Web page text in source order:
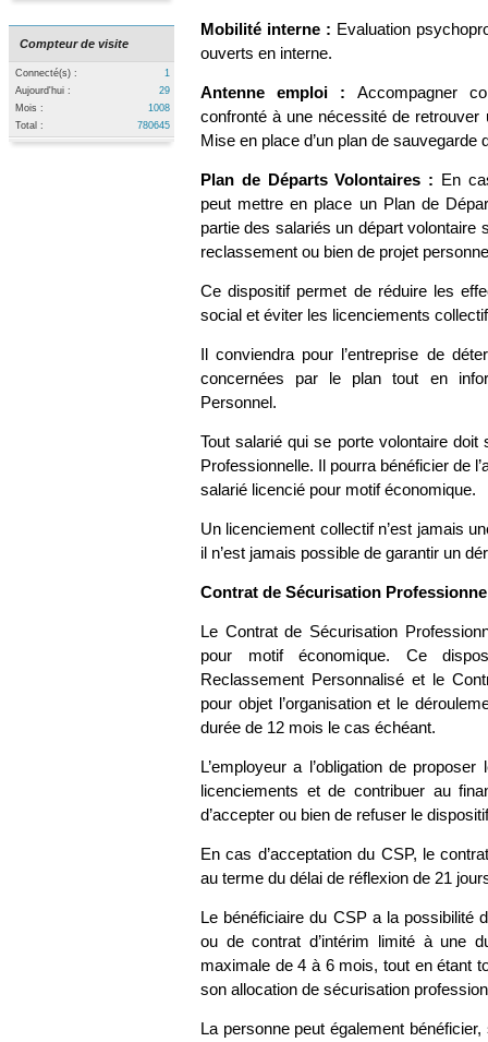
Compteur de visite
Connecté(s) :
1
Aujourd'hui :
29
Mois :
1008
Total :
780645
Mobilité interne : Evaluation
ouverts en interne.
Antenne emploi : Accompagner
confronté à une nécessité de retrouver
Mise en place d’un plan de sauvegarde
Plan de Départs Volontaires : En
peut mettre en place un Plan de
partie des salariés un départ volontaire
reclassement ou bien de projet
Ce dispositif permet de réduire les
social et éviter les licenciements
Il conviendra pour l’entreprise de
concernées par le plan tout en
Personnel.
Tout salarié qui se porte volontaire
Professionnelle. Il pourra bénéficier de
salarié licencié pour motif économique.
Un licenciement collectif n’est jamais
il n’est jamais possible de garantir un
Contrat de Sécurisation
Le Contrat de Sécurisation
pour motif économique. Ce
Reclassement Personnalisé et le
pour objet l’organisation et le
durée de 12 mois le cas échéant.
L’employeur a l’obligation de
licenciements et de contribuer au
d’accepter ou bien de refuser le
En cas d’acceptation du CSP, le
au terme du délai de réflexion de 21
Le bénéficiaire du CSP a la possibilité
ou de contrat d’intérim limité à une
maximale de 4 à 6 mois, tout en étant
son allocation de sécurisation
La personne peut également